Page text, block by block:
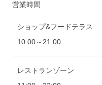
営業時間
ショップ&フードテラス
10:00～21:00
レストランゾーン